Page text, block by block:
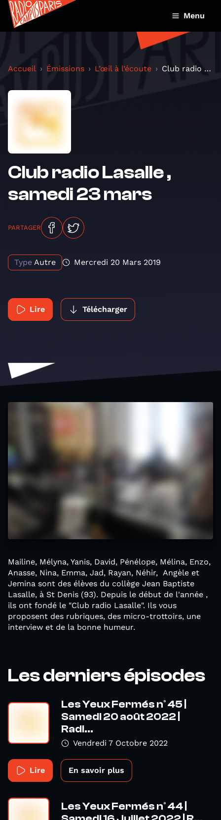
Menu
Accueil Émissions L’œil à l’écoute Club radio Lasalle , samedi 23 mars
Club radio Lasalle ,
samedi 23 mars
PARTAGER
Type Autre Mercredi 20 Mars 2019
Lire Télécharger
Mailine, Mélyna, Yanis, David, Pénélope, Mélina, Enzo,
Anasse, Nina, Emma, Jad, Rayan, Néhir, Angèle et
Jemina sont des élèves du collège Jean Baptiste
Lasalle, à St Denis (93). Depuis le début de l'année ,
ils ont fondé le "Club radio Lasalle". Ils vous
proposent des rubriques, des micro-trottoirs, une
interview et de la bonne humeur.
Les derniers épisodes
Les Yeux Fermés n° 45 |
Samedi 20 août 2022 |
Radi...
Vendredi 7 Octobre 2022
Lire En savoir plus
Les Yeux Fermés n° 44 |